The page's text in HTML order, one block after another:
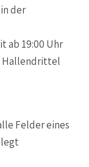
der
ab 19:00 Uhr
Hallendrittel
Felder eines